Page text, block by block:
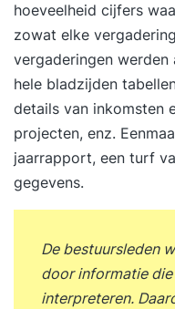
succesvol bent. Op
richting geven aan
team. Doelen
bespreekbaar
brengen die het
beïnvloeden. De
Performance Casus.
actiepunten voor de
Einde training Dag
Terugkoppeling
hoeveelheid cijfers
zowat elke
vergaderingen
hele bladzijden
details van inkomsten
projecten, enz.
jaarrapport, een turf
gegevens.
De bestuursleden
door informatie
interpreteren.